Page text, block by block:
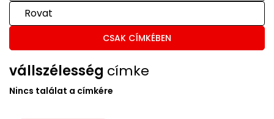
Rovat
CSAK CÍMKÉBEN
vállszélesség címke
Nincs találat a címkére